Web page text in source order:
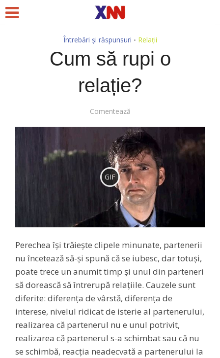
Întrebări și răspunsuri • Relații
Cum să rupi o
relație?
Comentează
GIF
Perechea își trăiește clipele minunate, partenerii
nu încetează să-și spună că se iubesc, dar totuși,
poate trece un anumit timp și unul din parteneri
să dorească să întrerupă relațiile. Cauzele sunt
diferite: diferența de vârstă, diferența de
interese, nivelul ridicat de isterie al partenerului,
realizarea că partenerul nu e unul potrivit,
realizarea că partenerul s-a schimbat sau că nu
se schimbă, reacția neadecvată a partenerului la